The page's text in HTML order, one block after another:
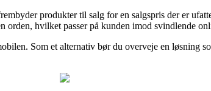
produkter til salg for en salgspris der er
hvilket passer på kunden imod svindlende
Som et alternativ bør du overveje en løsning